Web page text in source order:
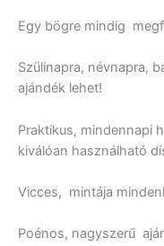
Egy bögre mindig
Szülinapra, névnapra,
ajándék lehet!
Praktikus, mindennapi
kiválóan használható
Vicces, mintája
Poénos, nagyszerű